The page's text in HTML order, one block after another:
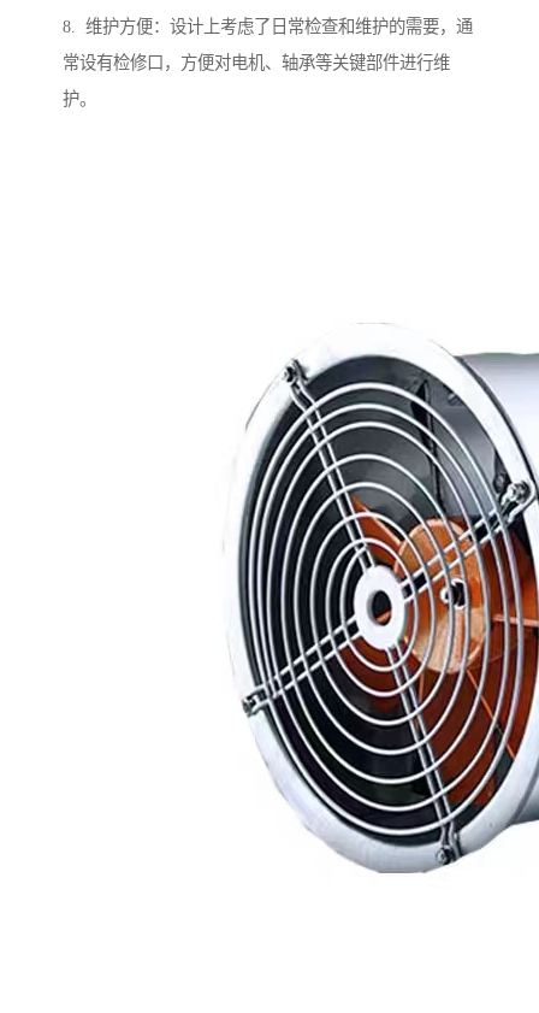
8. 维护方便：设计上考虑了日常检查和维护的需要，通
常设有检修口，方便对电机、轴承等关键部件进行维
护。